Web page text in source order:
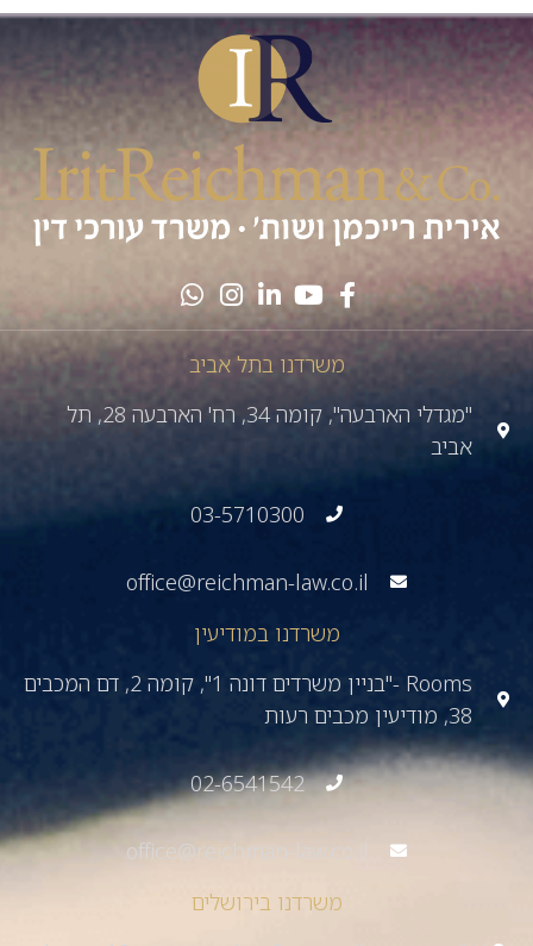
משרדנו בתל אביב
"מגדלי הארבעה", קומה 34, רח' הארבעה 28, תל
אביב
03-5710300
office@reichman-law.co.il
משרדנו במודיעין
Rooms -"בניין משרדים דונה 1", קומה 2, דם המכבים
38, מודיעין מכבים רעות
02-6541542
office@reichman-law.co.il
משרדנו בירושלים